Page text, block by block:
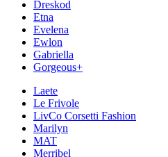
Dreskod
Etna
Evelena
Ewlon
Gabriella
Gorgeous+
Laete
Le Frivole
LivCo Corsetti Fashion
Marilyn
MAT
Merribel